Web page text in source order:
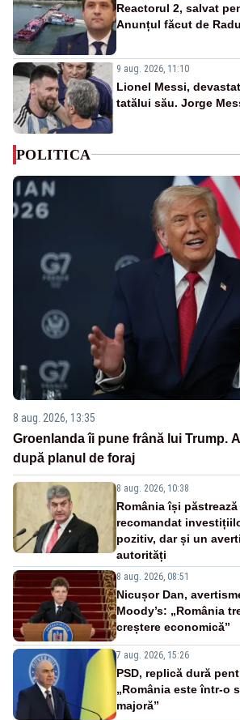
Reactorul 2, salvat
Anunțul făcut de
9 aug. 2026, 11:10
Lionel Messi,
tatălui său. Jorge
POLITICA
8 aug. 2026, 13:35
Groenlanda îi pune frână lui Trump.
după planul de foraj
8 aug. 2026, 10:38
România își
recomandat
pozitiv, dar și un
autorități
8 aug. 2026, 08:51
Nicușor Dan,
Moody’s: „România
creștere economică”
7 aug. 2026, 15:26
PSD, replică dură
„România este într-o
majoră”